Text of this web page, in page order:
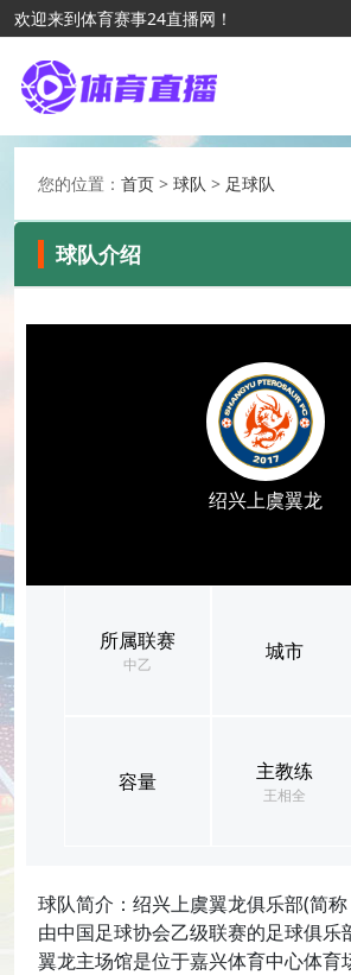
欢迎来到体育赛事24直播网！
您的位置： 首页 > 球队 > 足球队
球队介绍
绍兴上虞翼龙
所属联赛
中乙
城市
容量 主教练
王相全
球队简介：绍兴上虞翼龙俱乐部(简
由中国足球协会乙级联赛的足球俱乐
翼龙主场馆是位于嘉兴体育中心体育